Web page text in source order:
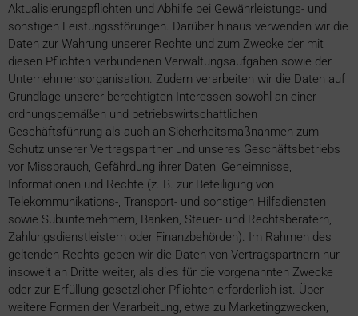
Aktualisierungspflichten und Abhilfe bei Gewährleistungs- und
sonstigen Leistungsstörungen. Darüber hinaus verwenden wir die
Daten zur Wahrung unserer Rechte und zum Zwecke der mit
diesen Pflichten verbundenen Verwaltungsaufgaben sowie der
Unternehmensorganisation. Zudem verarbeiten wir die Daten auf
Grundlage unserer berechtigten Interessen sowohl an einer
ordnungsgemäßen und betriebswirtschaftlichen
Geschäftsführung als auch an Sicherheitsmaßnahmen zum
Schutz unserer Vertragspartner und unseres Geschäftsbetriebs
vor Missbrauch, Gefährdung ihrer Daten, Geheimnisse,
Informationen und Rechte (z. B. zur Beteiligung von
Telekommunikations-, Transport- und sonstigen Hilfsdiensten
sowie Subunternehmern, Banken, Steuer- und Rechtsberatern,
Zahlungsdienstleistern oder Finanzbehörden). Im Rahmen des
geltenden Rechts geben wir die Daten von Vertragspartnern nur
insoweit an Dritte weiter, als dies für die vorgenannten Zwecke
oder zur Erfüllung gesetzlicher Pflichten erforderlich ist. Über
weitere Formen der Verarbeitung, etwa zu Marketingzwecken,